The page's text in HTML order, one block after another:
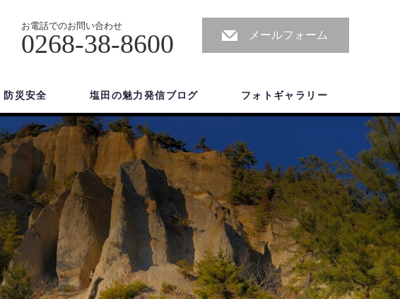
お電話でのお問い合わせ
0268-38-8600 メールフォーム
防災安全 塩田の魅力発信ブログ フォトギャラリー